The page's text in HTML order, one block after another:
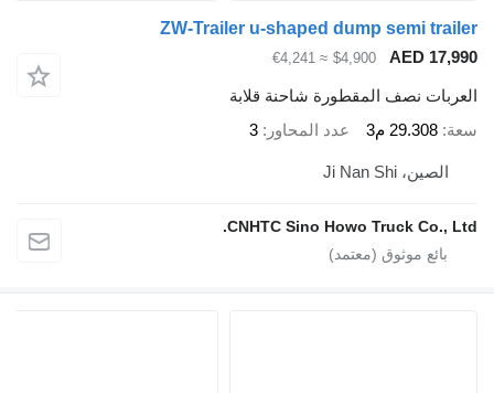
ZW-Trailer u-shaped dump semi
AED
$4,900
≈ €4,241
نصف المقطورة شاحنة قلابة
29.308 م3 عدد المحاور 3
الصين، Ji Nan Shi
CNHTC Sino Howo Truck Co.,